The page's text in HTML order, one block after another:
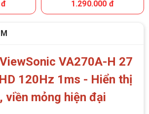
1.290.000 đ
VA270A-H 27
120Hz 1ms - Hiển thị
viền mỏng hiện đại